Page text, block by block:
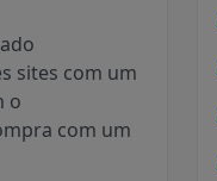
sites com um
o
com um